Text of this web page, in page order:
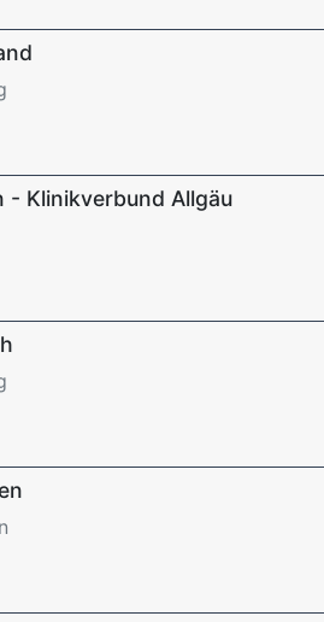
- Klinikverbund Allgäu